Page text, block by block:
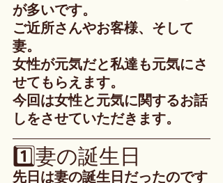
が多いです。
ご近所さんやお客様、そして
妻。
女性が元気だと私達も元気にさ
せてもらえます。
今回は女性と元気に関するお話
しをさせていただきます。
1️⃣妻の誕生日
先日は妻の誕生日だったのです